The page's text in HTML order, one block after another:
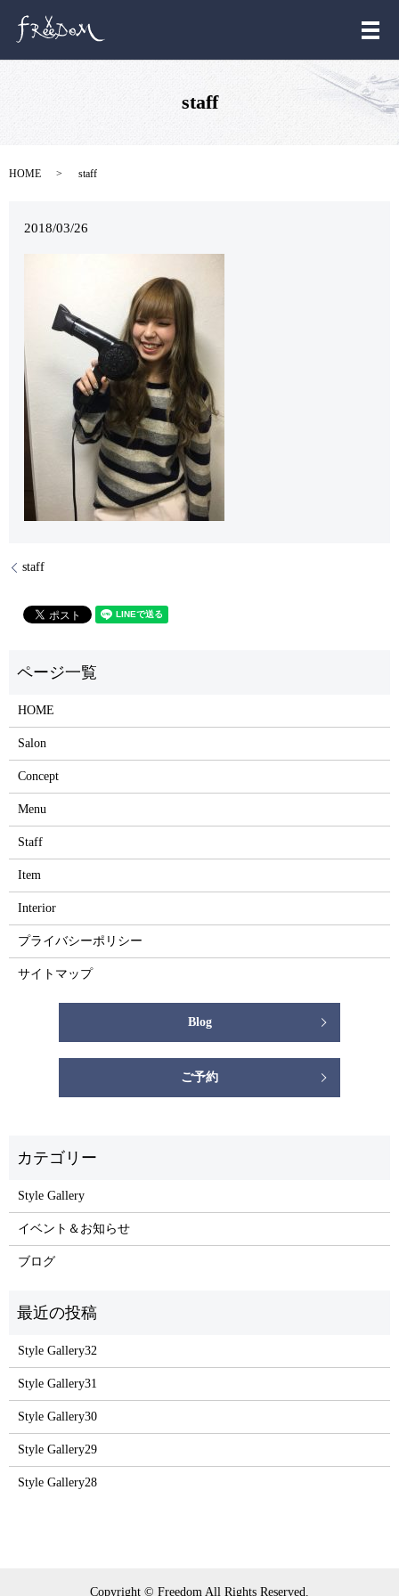
メ
staff
HOME staff
2018/03/26
staff
HOME
Salon
Concept
Menu
Staff
Item
Interior
プライバシーポリシー
サイトマップ
Blog
ご予約
Style Gallery
イベント＆お知らせ
ブログ
Style Gallery32
Style Gallery31
Style Gallery30
Style Gallery29
Style Gallery28
Copyright © Freedom All Rights Reserved.